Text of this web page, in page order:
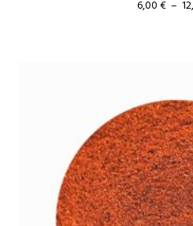
6,00€ –